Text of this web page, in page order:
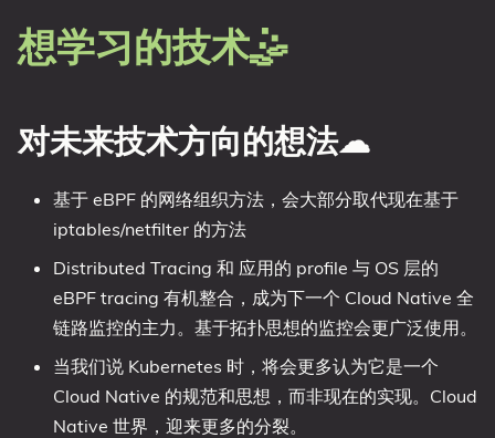
想学习的技术🤹
对未来技术方向的想法☁
基于 eBPF 的网络组织方法，会大部分取代现在基于
iptables/netfilter 的方法
Distributed Tracing 和 应用的 profile 与 OS 层的
eBPF tracing 有机整合，成为下一个 Cloud Native 全
链路监控的主力。基于拓扑思想的监控会更广泛使用。
当我们说 Kubernetes 时，将会更多认为它是一个
Cloud Native 的规范和思想，而非现在的实现。Cloud
Native 世界，迎来更多的分裂。